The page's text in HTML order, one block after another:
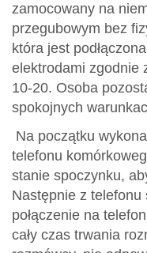
zamocowany na
przegubowym bez
która jest
elektrodami zgodnie
10-20. Osoba
spokojnych
Na początku
telefonu
stanie spoczynku,
Następnie z
połączenie na
cały czas trwania